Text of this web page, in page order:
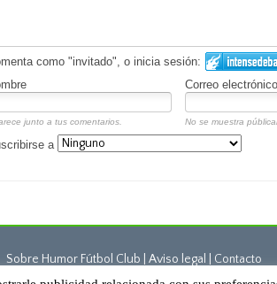
como "invitado", o inicia sesión:
Correo electrónico
junto a tus comentarios. No se muestra
a
Sobre Humor Fútbol Club | Aviso legal | Contacto